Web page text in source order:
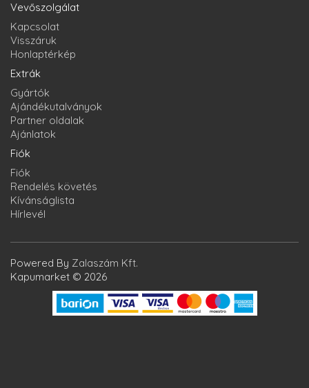
Vevőszolgálat
Kapcsolat
Visszáruk
Honlaptérkép
Extrák
Gyártók
Ajándékutalványok
Partner oldalak
Ajánlatok
Fiók
Fiók
Rendelés követés
Kívánságlista
Hírlevél
Powered By Zalaszám Kft.
Kapumarket © 2026